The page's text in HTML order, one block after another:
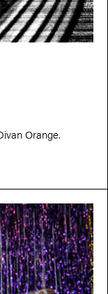
Orange.